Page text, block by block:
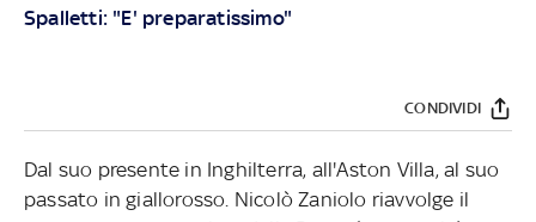
Spalletti: "E' preparatissimo"
CONDIVIDI
Dal suo presente in Inghilterra, all'Aston Villa, al suo
passato in giallorosso. Nicolò Zaniolo riavvolge il